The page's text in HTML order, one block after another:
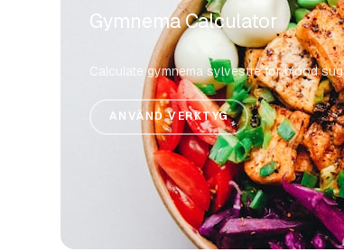
Gymnema Calculator
Calculate gymnema sylvestre for blood
ANVÄND VERKTYG